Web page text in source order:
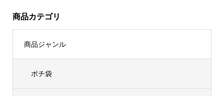
商品カテゴリ
商品ジャンル
ポチ袋